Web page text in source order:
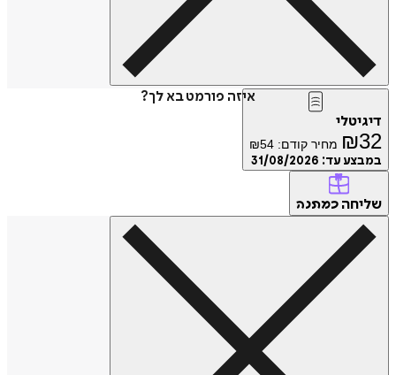
איזה פורמט בא לך?
דיגיטלי
₪32 מחיר קודם: ₪54
במבצע עד: 31/08/2026
שליחה כמתנה